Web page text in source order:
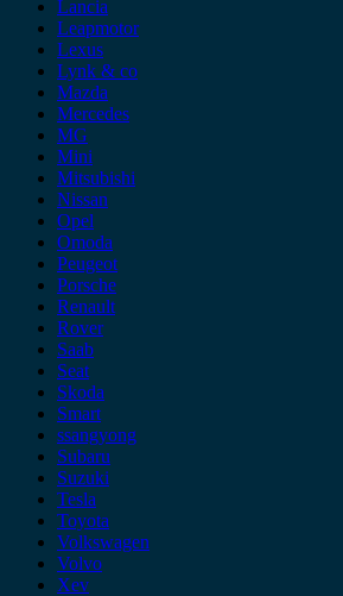
Lancia
Leapmotor
Lexus
Lynk & co
Mazda
Mercedes
MG
Mini
Mitsubishi
Nissan
Opel
Omoda
Peugeot
Porsche
Renault
Rover
Saab
Seat
Skoda
Smart
ssangyong
Subaru
Suzuki
Tesla
Toyota
Volkswagen
Volvo
Xev